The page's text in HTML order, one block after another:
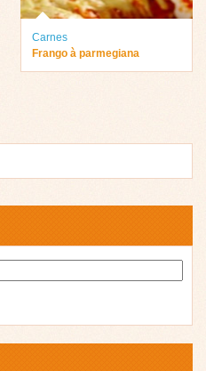
Carnes
Frango à parmegiana